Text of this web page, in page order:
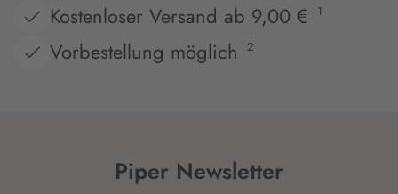
Kostenloser Versand ab 9,00 €
1
Vorbestellung möglich 2
Piper Newsletter